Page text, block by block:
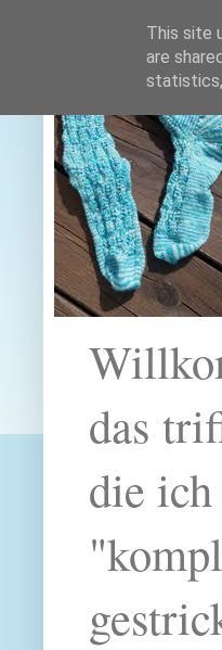
das
die ich
This site
are